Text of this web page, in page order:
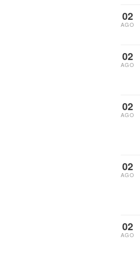
02
AGO
02
AGO
02
AGO
02
AGO
02
AGO